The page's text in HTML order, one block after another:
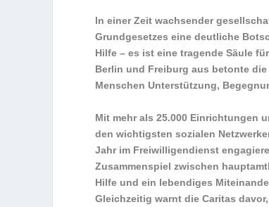
In einer Zeit wachsender
Grundgesetzes eine deutliche
Hilfe – es ist eine tragende Säule
Berlin und Freiburg aus betonte
Menschen Unterstützung,
Mit mehr als 25.000 Einrichtungen
den wichtigsten sozialen
Jahr im Freiwilligendienst
Zusammenspiel zwischen
Hilfe und ein lebendiges
Gleichzeitig warnt die Caritas